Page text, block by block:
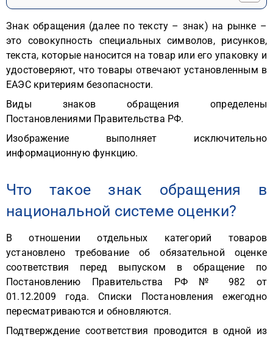
Знак обращения (далее по тексту – знак) на рынке –
это совокупность специальных символов, рисунков,
текста, которые наносится на товар или его упаковку и
удостоверяют, что товары отвечают установленным в
ЕАЭС критериям безопасности.
Виды знаков обращения определены
Постановлениями Правительства РФ.
Изображение выполняет исключительно
информационную функцию.
Что такое знак обращения в
национальной системе оценки?
В отношении отдельных категорий товаров
установлено требование об обязательной оценке
соответствия перед выпуском в обращение по
Постановлению Правительства РФ № 982 от
01.12.2009 года. Списки Постановления ежегодно
пересматриваются и обновляются.
Подтверждение соответствия проводится в одной из